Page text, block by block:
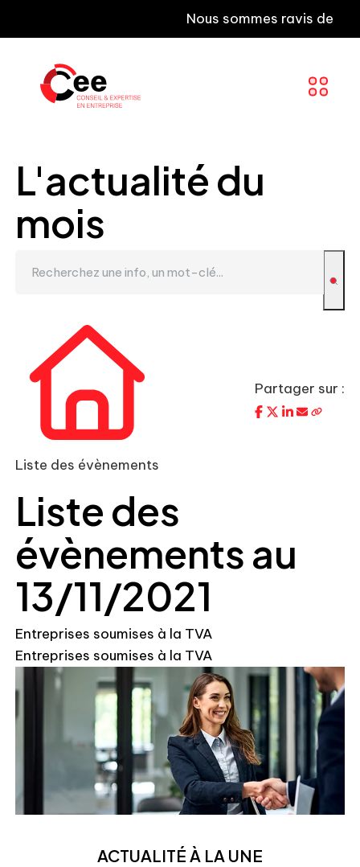
Nous sommes ravis de
L'actualité du
mois
Liste des évènements
Partager sur :
Liste des
évènements au
13/11/2021
Entreprises soumises à la TVA
Entreprises soumises à la TVA
ACTUALITÉ À LA UNE